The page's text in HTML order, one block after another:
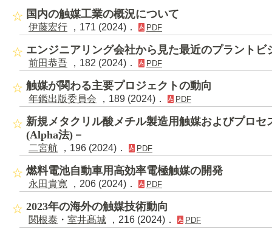
国内の触媒工業の概況について
伊藤宏行 ，171 (2024)． PDF
エンジニアリング会社から見た最近のプラントビ
前田恭吾 ，182 (2024)． PDF
触媒が関わる主要プロジェクトの動向
年鑑出版委員会 ，189 (2024)． PDF
新規メタクリル酸メチル製造用触媒およびプロセ
(Alpha法)－
二宮航 ，196 (2024)． PDF
燃料電池自動車用高効率電極触媒の開発
永田貴寛 ，206 (2024)． PDF
2023年の海外の触媒技術動向
関根泰 ・ 室井髙城 ，216 (2024)． PDF